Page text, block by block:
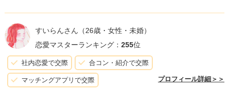
お互い条件があってから始まるもの、
とにかく次々と良い文章を探すのが良いと思います？
すいらんさん （26歳・女性・未婚）
恋愛マスターランキング： 255位
社内恋愛で交際 合コン・紹介で交際
マッチングアプリで交際 プロフィール詳細＞＞